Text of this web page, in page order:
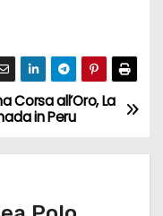
Corsa all’Oro, La
in Peru